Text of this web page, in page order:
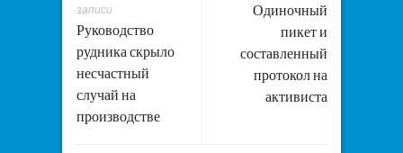
Одиночный
пикет и
составленный
протокол на
активиста
записи
Руководство
рудника скрыло
несчастный
случай на
производстве